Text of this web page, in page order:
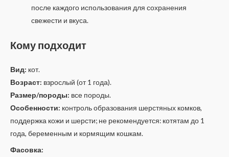
после каждого использования для сохранения
свежести и вкуса.
Кому подходит
Вид: кот.
Возраст: взрослый (от 1 года).
Размер/породы: все породы.
Особенности: контроль образования шерстяных комков,
поддержка кожи и шерсти; не рекомендуется: котятам до 1
года, беременным и кормящим кошкам.
Фасовка: